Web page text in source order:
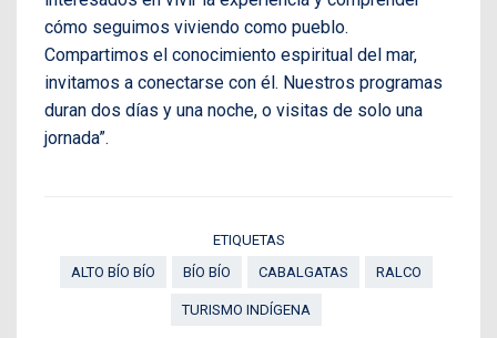
cómo seguimos viviendo como pueblo.
Compartimos el conocimiento espiritual del mar,
invitamos a conectarse con él. Nuestros programas
duran dos días y una noche, o visitas de solo una
jornada”.
ETIQUETAS
ALTO BÍO BÍO
BÍO BÍO CABALGATAS RALCO
TURISMO INDÍGENA